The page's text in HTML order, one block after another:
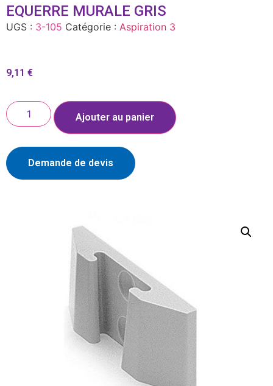
EQUERRE MURALE GRIS
UGS : 3-105 Catégorie : Aspiration 3
9,11 €
Ajouter au panier
Demande de devis